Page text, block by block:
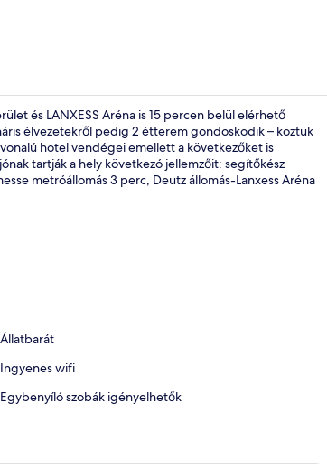
Külső rész
és LANXESS Aréna is 15 percen belül elérhető
élvezetekről pedig 2 étterem gondoskodik – köztük
hotel vendégei emellett a következőket is
tartják a hely következó jellemzőit: segítőkész
metróállomás 3 perc, Deutz állomás-Lanxess Aréna
Állatbarát
Ingyenes wifi
Egybenyíló szobák igényelhetők